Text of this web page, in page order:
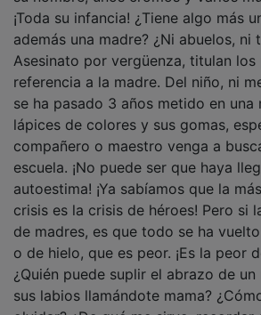
¡Toda su infancia! ¿Tiene algo más
además una madre? ¿Ni abuelos, ni
Asesinato por vergüenza, titulan
referencia a la madre. Del niño, ni
se ha pasado 3 años metido en una
lápices de colores y sus gomas,
compañero o maestro venga a
escuela. ¡No puede ser que haya
autoestima! ¡Ya sabíamos que la
crisis es la crisis de héroes! Pero si
de madres, es que todo se ha
o de hielo, que es peor. ¡Es la peor
¿Quién puede suplir el abrazo de un
sus labios llamándote mama?
olvidar? ¿De qué me sirve, recordar